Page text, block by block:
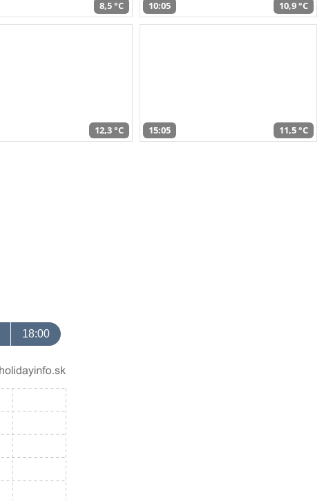
8,5 °C 10:05 10,9 °C
12,3 °C 15:05 11,5 °C
18:00